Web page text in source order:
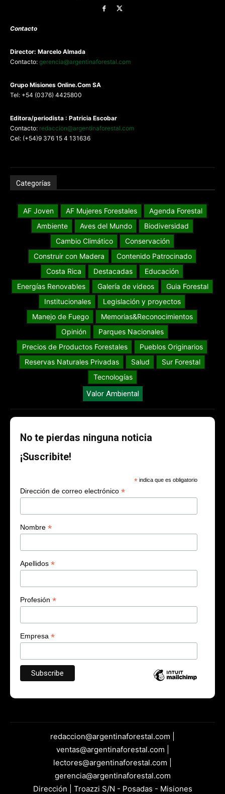
Contacto
Director: Marcelo Almada
Contacto: gerencia@argentinaforestal.com
Grupo Misiones Online.Com SA
Tel: +54 (0376) 4425800
Editora/periodista : Patricia Escobar
Contacto: redaccion@argentinaforestal.com
Cel: (+54)9 376 15 4 131636
Categorías
AF Joven AF Mujeres Forestales
Agenda Forestal
Ambiente
Aves del Mundo
Biodiversidad
Cambio Climático
Conservación
Construir con Madera
Contenido Patrocinado
Costa Rica
Destacadas
Educación
Energías Renovables
Galería de videos
Guia Forestal
Institucionales
Legislación y proyectos
Manejo de Fuego
Memorias&Reconocimientos
Opinión
Parques Nacionales
Precios de Productos Forestales
Pueblos Originarios
Reservas Naturales Privadas
Salud
Sur Forestal
Tecnologías
Valor Ambiental
No te pierdas ninguna noticia
¡Suscribite!
* indica que es obligatorio
Dirección de correo electrónico *
Nombre *
Apellidos *
Profesión *
Empresa *
redaccion@argentinaforestal.com |
ventas@argentinaforestal.com |
lectores@argentinaforestal.com |
gerencia@argentinaforestal.com
Dirección | Troazzi S/N - Posadas - Misiones